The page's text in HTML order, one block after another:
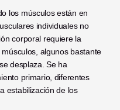
los músculos están en
individuales no
corporal requiere la
algunos bastante
desplaza. Se ha
primario, diferentes
estabilización de los